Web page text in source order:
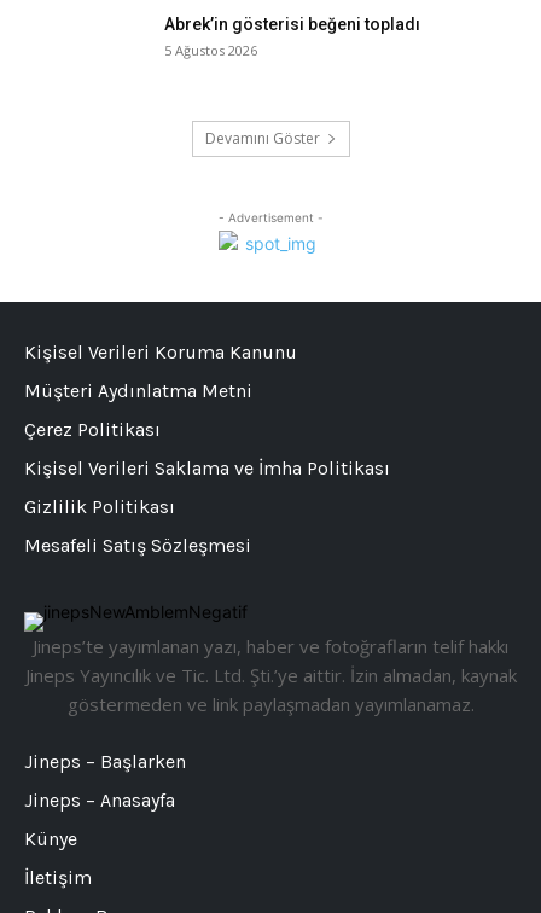
Abrek’in gösterisi beğeni topladı
5 Ağustos 2026
Devamını Göster
- Advertisement -
Jineps’te yayımlanan yazı, haber ve fotoğrafların telif hakkı
Jineps Yayıncılık ve Tic. Ltd. Şti.’ye aittir. İzin almadan, kaynak
göstermeden ve link paylaşmadan yayımlanamaz.
Jineps – Başlarken
Jineps – Anasayfa
Künye
İletişim
Kişisel Verileri Koruma Kanunu
Müşteri Aydınlatma Metni
Çerez Politikası
Kişisel Verileri Saklama ve İmha Politikası
Gizlilik Politikası
Mesafeli Satış Sözleşmesi